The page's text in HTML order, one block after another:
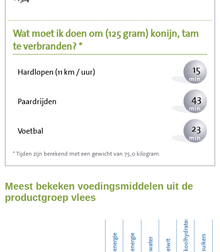
Wat moet ik doen om (125 gram)konijn, tam
te verbranden? *
Wandelen (5 km/uur) 38
Hardlopen (11 km / uur) 15
Paardrijden 43
Voetbal 23
Stofzuigen
Strijken 75
87
* Tijden zijn berekend met een gewicht van 75,0 kilogram.
Meest bekeken voedingsmiddelen uit de
productgroep vlees
energie energie water eiwit koolhydraten suikers